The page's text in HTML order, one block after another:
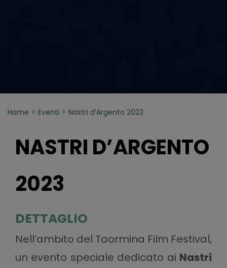
Home Eventi Nastri d’Argento 2023
NASTRI D’ARGENTO
2023
DETTAGLIO
Nell’ambito del Taormina Film Festival,
un evento speciale dedicato ai Nastri